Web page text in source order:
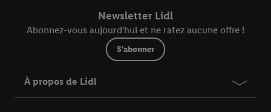
Newsletter Lidl
Abonnez-vous aujourd'hui et ne ratez aucune offre !
S'abonner
À propos de Lidl